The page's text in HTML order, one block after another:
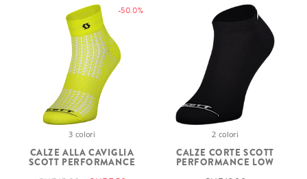
-50.0%
3 colori
CALZE ALLA CAVIGLIA
SCOTT PERFORMANCE
2 colori
CALZE CORTE SCOTT
PERFORMANCE LOW